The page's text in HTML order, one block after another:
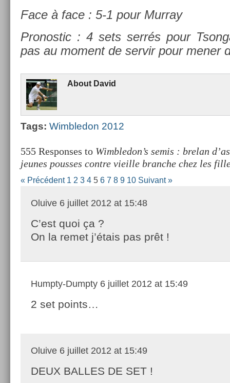
Face à face : 5-1 pour Mur­ray
Pro­nos­tic : 4 sets serrés pour
pas au mo­ment de ser­vir pour mener
About David
Tags: Wimbledon 2012
555 Responses to Wimbledon’s semis : brelan
jeunes pousses contre vieille branche chez les
« Précédent 1 2 3 4 5 6 7 8 9 10 Suivant »
Oluive 6 juillet 2012 at 15:48
C’est quoi ça ?
On la remet j’étais pas prêt !
Humpty-Dumpty 6 juillet 2012 at 15:49
2 set points…
Oluive 6 juillet 2012 at 15:49
DEUX BALLES DE SET !